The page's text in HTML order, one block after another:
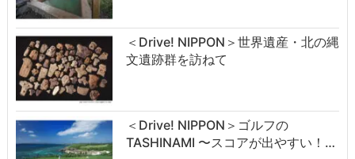
＜Drive! NIPPON＞世界遺産・北の縄
文遺跡群を訪ねて
＜Drive! NIPPON＞ゴルフの
TASHINAMI 〜スコアが出やすい！…